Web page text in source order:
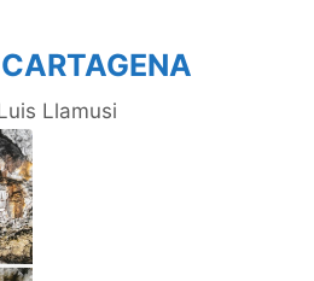
Llamusi